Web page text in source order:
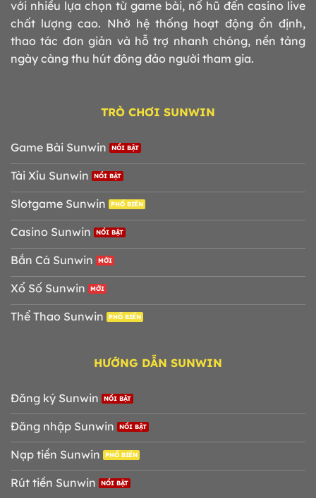
với nhiều lựa chọn từ game bài, nổ hũ đến casino live
chất lượng cao. Nhờ hệ thống hoạt động ổn định,
thao tác đơn giản và hỗ trợ nhanh chóng, nền tảng
ngày càng thu hút đông đảo người tham gia.
TRÒ CHƠI SUNWIN
Game Bài Sunwin
Tài Xỉu Sunwin
Slotgame Sunwin
Casino Sunwin
Bắn Cá Sunwin
Xổ Số Sunwin
Thể Thao Sunwin
HƯỚNG DẪN SUNWIN
Đăng ký Sunwin
Đăng nhập Sunwin
Nạp tiền Sunwin
Rút tiền Sunwin